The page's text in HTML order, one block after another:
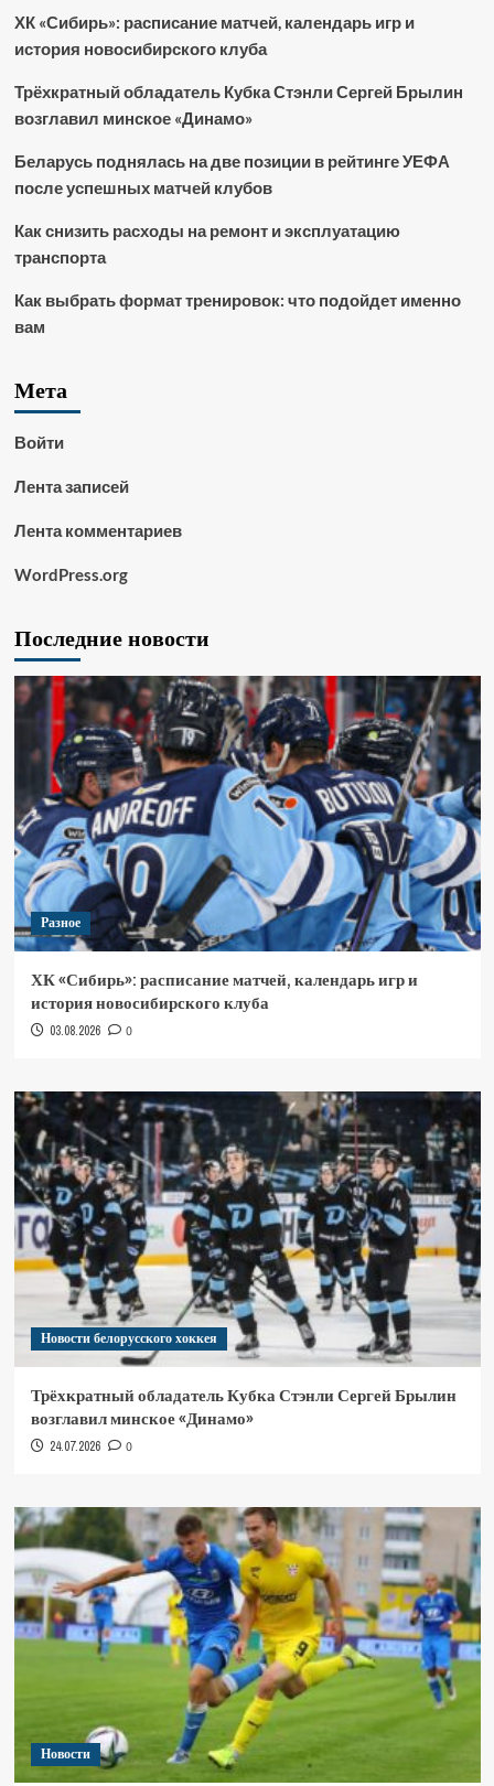
ХК «Сибирь»: расписание матчей, календарь игр и
история новосибирского клуба
Трёхкратный обладатель Кубка Стэнли Сергей Брылин
возглавил минское «Динамо»
Беларусь поднялась на две позиции в рейтинге УЕФА
после успешных матчей клубов
Как снизить расходы на ремонт и эксплуатацию
транспорта
Как выбрать формат тренировок: что подойдет именно
вам
Мета
Войти
Лента записей
Лента комментариев
WordPress.org
Последние новости
Разное
ХК «Сибирь»: расписание матчей, календарь игр и
история новосибирского клуба
03.08.2026 0
Новости белорусского хоккея
Трёхкратный обладатель Кубка Стэнли Сергей Брылин
возглавил минское «Динамо»
24.07.2026 0
Новости